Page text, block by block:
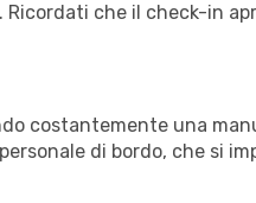
che il check-in
costantemente una
di bordo, che si